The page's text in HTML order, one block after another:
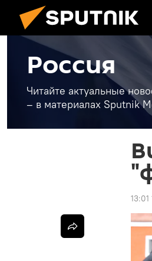
Россия
Читайте актуальные
– в материалах Sputnik